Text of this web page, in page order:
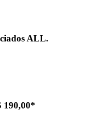
ALL.
190,00*